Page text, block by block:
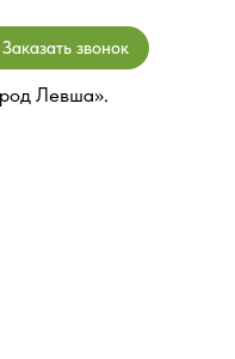
Заказать звонок
Левша».
Заказать звонок
Левша».